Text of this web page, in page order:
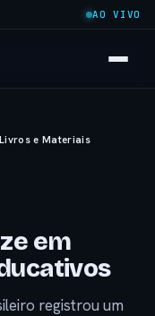
AO VIVO
e Materiais
em
registrou um